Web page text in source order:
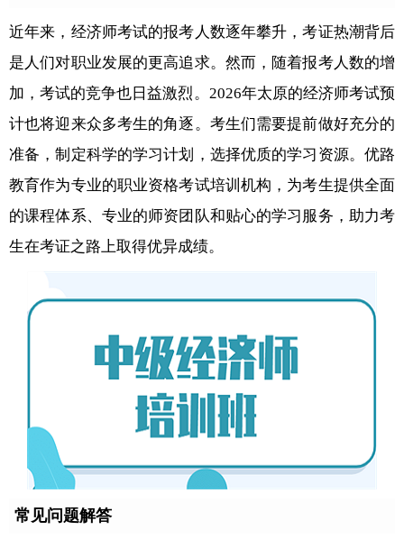
近年来，经济师考试的报考人数逐年攀升，考证热潮背后
是人们对职业发展的更高追求。然而，随着报考人数的增
加，考试的竞争也日益激烈。2026年太原的经济师考试预
计也将迎来众多考生的角逐。考生们需要提前做好充分的
准备，制定科学的学习计划，选择优质的学习资源。优路
教育作为专业的职业资格考试培训机构，为考生提供全面
的课程体系、专业的师资团队和贴心的学习服务，助力考
生在考证之路上取得优异成绩。
常见问题解答